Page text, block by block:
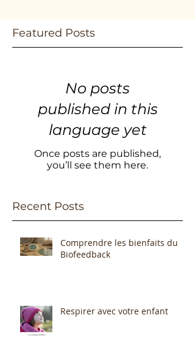
Featured Posts
No posts
published in this
language yet
Once posts are published,
you’ll see them here.
Recent Posts
Comprendre les bienfaits du
Biofeedback
Respirer avec votre enfant